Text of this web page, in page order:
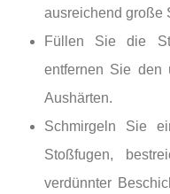
ausreichend große
Füllen Sie die
entfernen Sie den
Aushärten.
Schmirgeln Sie
Stoßfugen,
verdünnter